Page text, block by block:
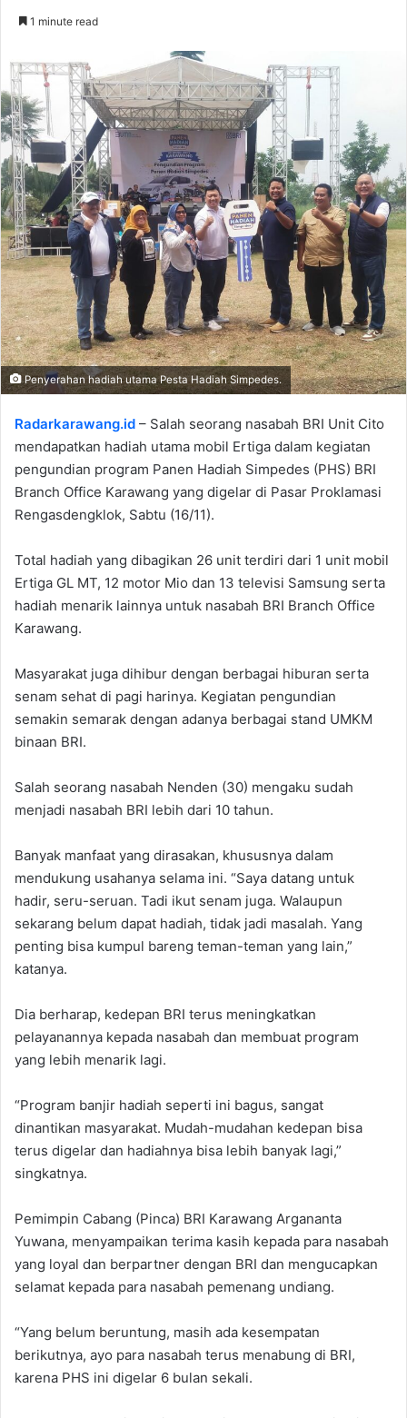
1 minute read
Penyerahan hadiah utama Pesta Hadiah Simpedes.
Radarkarawang.id – Salah seorang nasabah BRI Unit Cito
mendapatkan hadiah utama mobil Ertiga dalam kegiatan
pengundian program Panen Hadiah Simpedes (PHS) BRI
Branch Office Karawang yang digelar di Pasar Proklamasi
Rengasdengklok, Sabtu (16/11).
Total hadiah yang dibagikan 26 unit terdiri dari 1 unit mobil
Ertiga GL MT, 12 motor Mio dan 13 televisi Samsung serta
hadiah menarik lainnya untuk nasabah BRI Branch Office
Karawang.
Masyarakat juga dihibur dengan berbagai hiburan serta
senam sehat di pagi harinya. Kegiatan pengundian
semakin semarak dengan adanya berbagai stand UMKM
binaan BRI.
Salah seorang nasabah Nenden (30) mengaku sudah
menjadi nasabah BRI lebih dari 10 tahun.
Banyak manfaat yang dirasakan, khususnya dalam
mendukung usahanya selama ini. “Saya datang untuk
hadir, seru-seruan. Tadi ikut senam juga. Walaupun
sekarang belum dapat hadiah, tidak jadi masalah. Yang
penting bisa kumpul bareng teman-teman yang lain,”
katanya.
Dia berharap, kedepan BRI terus meningkatkan
pelayanannya kepada nasabah dan membuat program
yang lebih menarik lagi.
“Program banjir hadiah seperti ini bagus, sangat
dinantikan masyarakat. Mudah-mudahan kedepan bisa
terus digelar dan hadiahnya bisa lebih banyak lagi,”
singkatnya.
Pemimpin Cabang (Pinca) BRI Karawang Argananta
Yuwana, menyampaikan terima kasih kepada para nasabah
yang loyal dan berpartner dengan BRI dan mengucapkan
selamat kepada para nasabah pemenang undiang.
“Yang belum beruntung, masih ada kesempatan
berikutnya, ayo para nasabah terus menabung di BRI,
karena PHS ini digelar 6 bulan sekali.